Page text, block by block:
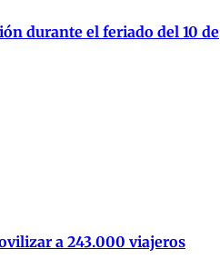
durante el feriado del 10 de
a 243.000 viajeros